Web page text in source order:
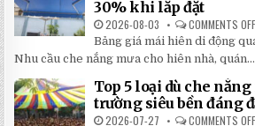
30% khi lắp đặt
2026-08-03 COMMENTS OFF
Bảng giá mái hiên di động
Nhu cầu che nắng mưa cho hiên nhà, quán...
Top 5 loại dù che
trường siêu bền đáng
2026-07-27 COMMENTS OFF